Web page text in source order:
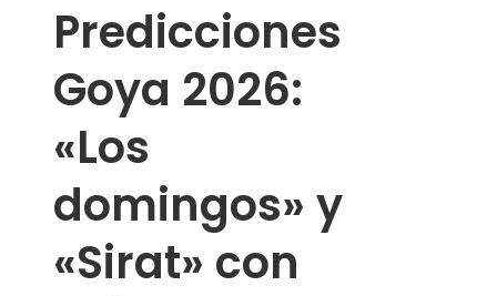
Predicciones
Goya 2026:
«Los
domingos» y
«Sirat» con